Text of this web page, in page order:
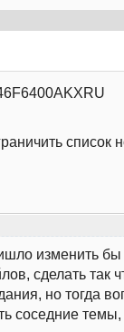
список
изменить
сделать так
но тогда
соседние